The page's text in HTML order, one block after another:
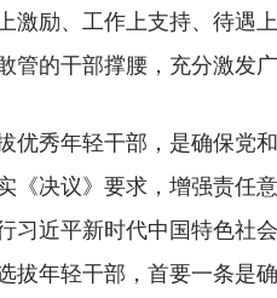
激励、工作上支持、待遇
管的干部撑腰，充分激发
秀年轻干部，是确保党和
《决议》要求，增强责任
习近平新时代中国特色社
拔年轻干部，首要一条是